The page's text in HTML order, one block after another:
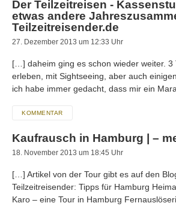
Der Teilzeitreisen -
etwas andere
Teilzeitreisender.de
27. Dezember 2013 um 12:33 Uhr
[…] daheim ging es schon wieder weiter. 3
erleben, mit Sightseeing, aber auch
ich habe immer gedacht, dass mir ein
KOMMENTAR
Kaufrausch in Hamburg | –
18. November 2013 um 18:45 Uhr
[…] Artikel von der Tour gibt es auf den
Teilzeitreisender: Tipps für Hamburg
Karo – eine Tour in Hamburg